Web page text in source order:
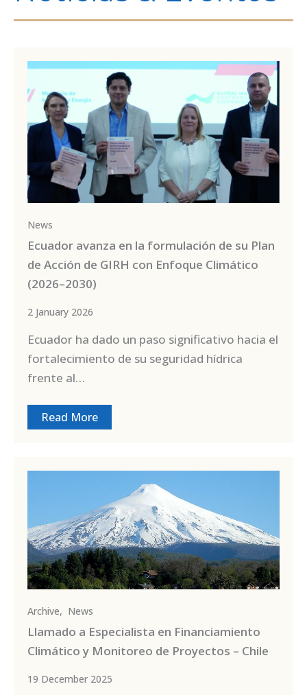
News
Ecuador avanza en la formulación de su Plan
de Acción de GIRH con Enfoque Climático
(2026–2030)
2 January 2026
Ecuador ha dado un paso significativo hacia el
fortalecimiento de su seguridad hídrica
frente al…
Read More
Archive, News
Llamado a Especialista en Financiamiento
Climático y Monitoreo de Proyectos – Chile
19 December 2025